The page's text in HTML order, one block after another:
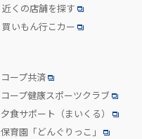
近くの店舗を探す
買いもん行こカー
コープ共済
コープ健康スポーツクラブ
夕食サポート （まいくる）
保育園「どんぐりっこ」